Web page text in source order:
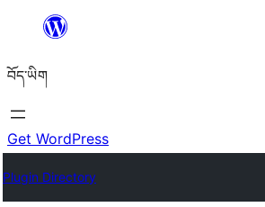
content
བོད་ཡིག
Get WordPress
Plugin Directory